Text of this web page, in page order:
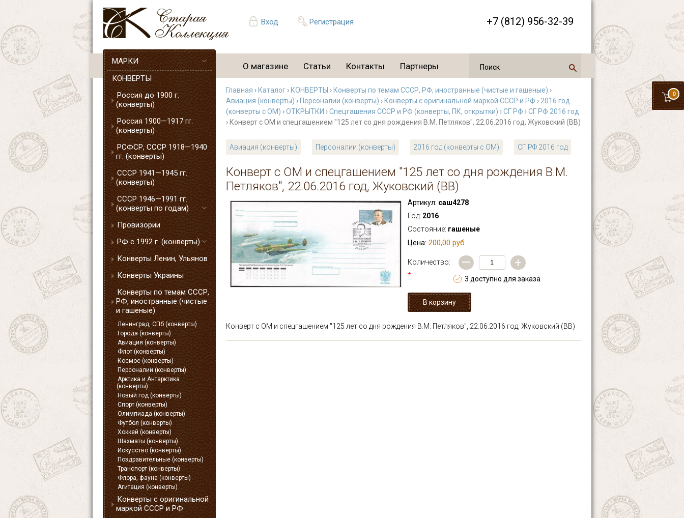
Вход Регистрация +7 (812) 956-32-39
0
О магазине Статьи Контакты Партнеры
МАРКИ
КОНВЕРТЫ
Россия до 1900 г.
(конверты)
Россия 1900—1917 гг.
(конверты)
РСФСР, СССР 1918—1940
гг. (конверты)
СССР 1941—1945 гг.
(конверты)
СССР 1946—1991 гг.
(конверты по годам)
Провизории
РФ с 1992 г. (конверты)
Конверты Ленин, Ульянов
Конверты Украины
Конверты по темам СССР,
РФ, иностранные (чистые
и гашеные)
Ленинград, СПб (конверты)
Города (конверты)
Авиация (конверты)
Флот (конверты)
Космос (конверты)
Персоналии (конверты)
Арктика и Антарктика
(конверты)
Новый год (конверты)
Спорт (конверты)
Олимпиада (конверты)
Футбол (конверты)
Хоккей (конверты)
Шахматы (конверты)
Искусство (конверты)
Поздравительные (конверты)
Транспорт (конверты)
Флора, фауна (конверты)
Агитация (конверты)
Конверты с оригинальной
маркой СССР и РФ
Главная › Каталог › КОНВЕРТЫ › Конверты по темам СССР, РФ, иностранные (чистые и гашеные) ›
Авиация (конверты) › Персоналии (конверты) › Конверты с оригинальной маркой СССР и РФ › 2016 год
(конверты с ОМ) ›ОТКРЫТКИ ›Спецгашения СССР и РФ (конверты, ПК, открытки) ›СГ РФ ›СГ РФ 2016 год
› Конверт с ОМ и спецгашением "125 лет со дня рождения В.М. Петляков", 22.06.2016 год, Жуковский (ВВ)
Авиация (конверты) Персоналии (конверты) 2016 год (конверты с ОМ) СГ РФ 2016 год
Конверт с ОМ и спецгашением "125 лет со дня рождения В.М.
Петляков", 22.06.2016 год, Жуковский (ВВ)
Артикул: саш4278
Год: 2016
Состояние: гашеные
Цена: 200,00 руб.
Количество:
*
— +
3 доступно для заказа
Конверт с ОМ и спецгашением "125 лет со дня рождения В.М. Петляков", 22.06.2016 год, Жуковский (ВВ)